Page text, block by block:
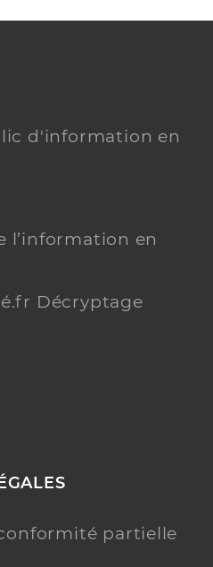
d'information en
l’information en
Décryptage
partielle